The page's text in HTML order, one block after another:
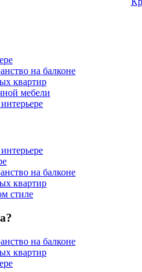
на балконе
квартир
мебели
на балконе
квартир
стиле
на балконе
квартир